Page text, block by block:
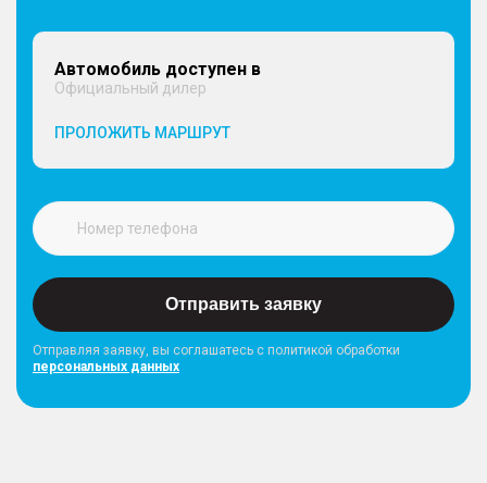
Автомобиль доступен в
Официальный дилер
ПРОЛОЖИТЬ МАРШРУТ
Отправить заявку
Отправляя заявку, вы соглашатесь с политикой обработки
персональных данных